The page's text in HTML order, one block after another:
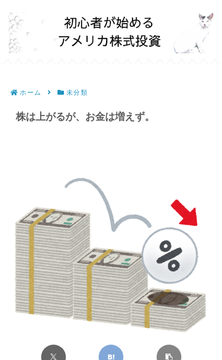
ホーム 未分類
株は上がるが、お金は増えず。